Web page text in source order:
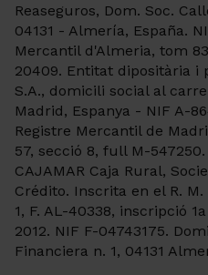
Reaseguros, Dom. Soc.
04131 - Almería, España.
Mercantil d'Almeria, tom
20409. Entitat dipositària i
S.A., domicili social al
Madrid, Espanya - NIF A-
Registre Mercantil de
57, secció 8, full M-
CAJAMAR Caja Rural,
Crédito. Inscrita en el R. M.
1, F. AL-40338, inscripció
2012. NIF F-04743175.
Financiera n. 1, 04131